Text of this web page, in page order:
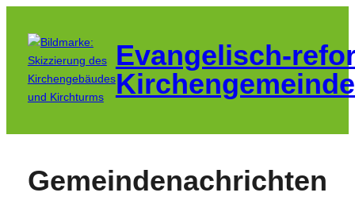
Inhalt
springen
Evangelisch-
Gemeindenachrichten